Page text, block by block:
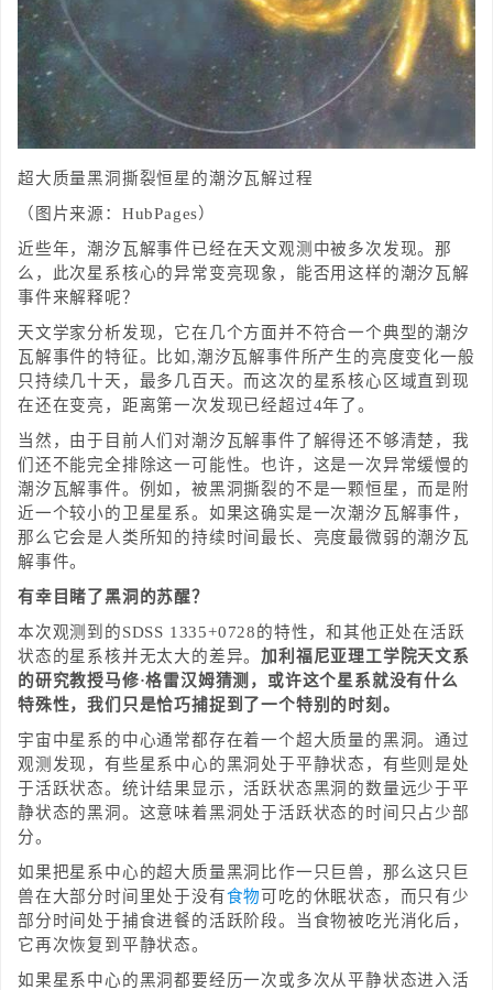
超大质量黑洞撕裂恒星的潮汐瓦解过程
（图片来源：HubPages）
近些年，潮汐瓦解事件已经在天文观测中被多次发现。那
么，此次星系核心的异常变亮现象，能否用这样的潮汐瓦解
事件来解释呢？
天文学家分析发现，它在几个方面并不符合一个典型的潮汐
瓦解事件的特征。比如,潮汐瓦解事件所产生的亮度变化一般
只持续几十天，最多几百天。而这次的星系核心区域直到现
在还在变亮，距离第一次发现已经超过4年了。
当然，由于目前人们对潮汐瓦解事件了解得还不够清楚，我
们还不能完全排除这一可能性。也许，这是一次异常缓慢的
潮汐瓦解事件。例如，被黑洞撕裂的不是一颗恒星，而是附
近一个较小的卫星星系。如果这确实是一次潮汐瓦解事件，
那么它会是人类所知的持续时间最长、亮度最微弱的潮汐瓦
解事件。
有幸目睹了黑洞的苏醒？
本次观测到的SDSS 1335+0728的特性，和其他正处在活跃
状态的星系核并无太大的差异。加利福尼亚理工学院天文系
的研究教授马修·格雷汉姆猜测，或许这个星系就没有什么
特殊性，我们只是恰巧捕捉到了一个特别的时刻。
宇宙中星系的中心通常都存在着一个超大质量的黑洞。通过
观测发现，有些星系中心的黑洞处于平静状态，有些则是处
于活跃状态。统计结果显示，活跃状态黑洞的数量远少于平
静状态的黑洞。这意味着黑洞处于活跃状态的时间只占少部
分。
如果把星系中心的超大质量黑洞比作一只巨兽，那么这只巨
兽在大部分时间里处于没有食物 可吃的休眠状态，而只有少
部分时间处于捕食进餐的活跃阶段。当食物被吃光消化后，
它再次恢复到平静状态。
如果星系中心的黑洞都要经历一次或多次从平静状态进入活